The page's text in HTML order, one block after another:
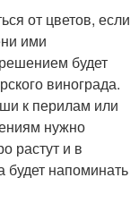
от цветов, если
ими
будет
винограда.
к перилам или
нужно
растут и в
будет напоминать